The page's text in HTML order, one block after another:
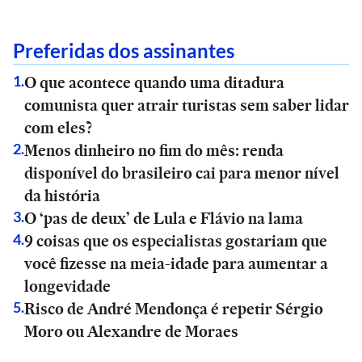
Preferidas dos assinantes
1.O que acontece quando uma ditadura
comunista quer atrair turistas sem saber lidar
com eles?
2.Menos dinheiro no fim do mês: renda
disponível do brasileiro cai para menor nível
da história
3.O ‘pas de deux’ de Lula e Flávio na lama
4.9 coisas que os especialistas gostariam que
você fizesse na meia-idade para aumentar a
longevidade
5.Risco de André Mendonça é repetir Sérgio
Moro ou Alexandre de Moraes